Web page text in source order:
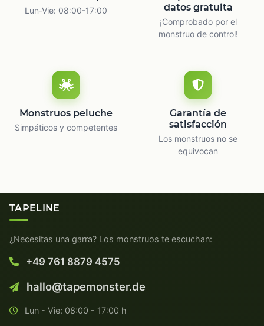
Lun-Vie: 08:00-17:00
datos gratuita
¡Comprobado por el
monstruo de control!
Monstruos peluche
Simpáticos y competentes
Garantía de
satisfacción
Los monstruos no se
equivocan
TAPELINE
¿Necesitas una garra? Los monstruos te escuchan:
+49 761 8879 4575
hallo@tapemonster.de
Lun - Vie: 08:00 - 17:00 h